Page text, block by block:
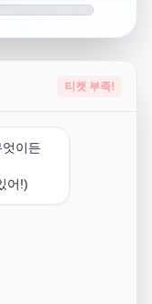
리지만...정 못참
는 씻는 시간을 이
한 방법이지만 날
리 떠나왔다는 상
수 있어요.
티켓 부족!
이든
어!)